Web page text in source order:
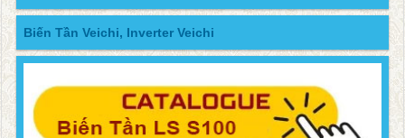
Biến Tần Veichi, Inverter Veichi